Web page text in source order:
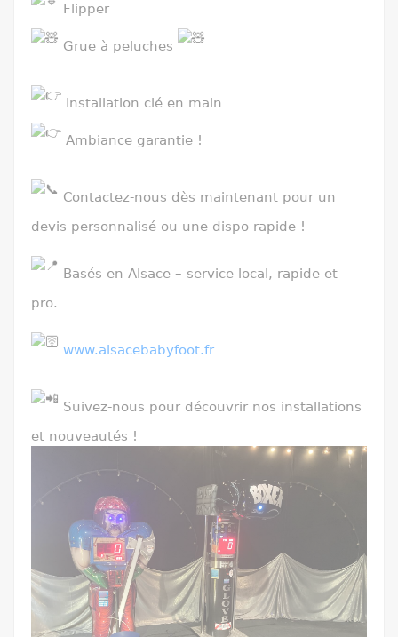
Flipper
Grue à peluches
Installation clé en main
Ambiance garantie !
Contactez-nous dès maintenant pour un
devis personnalisé ou une dispo rapide !
Basés en Alsace – service local, rapide et
pro.
www.alsacebabyfoot.fr
Suivez-nous pour découvrir nos installations
et nouveautés !